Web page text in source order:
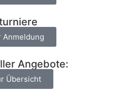
Anmeldung
Angebote:
Übersicht